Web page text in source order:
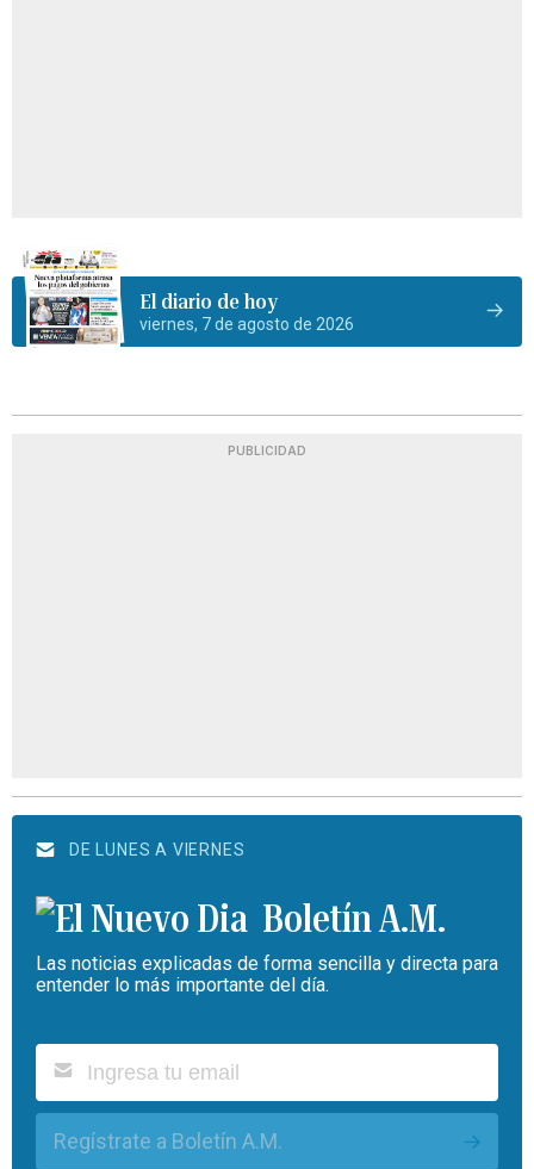
El diario de hoy
viernes, 7 de agosto de 2026
PUBLICIDAD
DE LUNES A VIERNES
Boletín A.M.
Las noticias explicadas de forma sencilla y directa para
entender lo más importante del día.
Regístrate a Boletín A.M.